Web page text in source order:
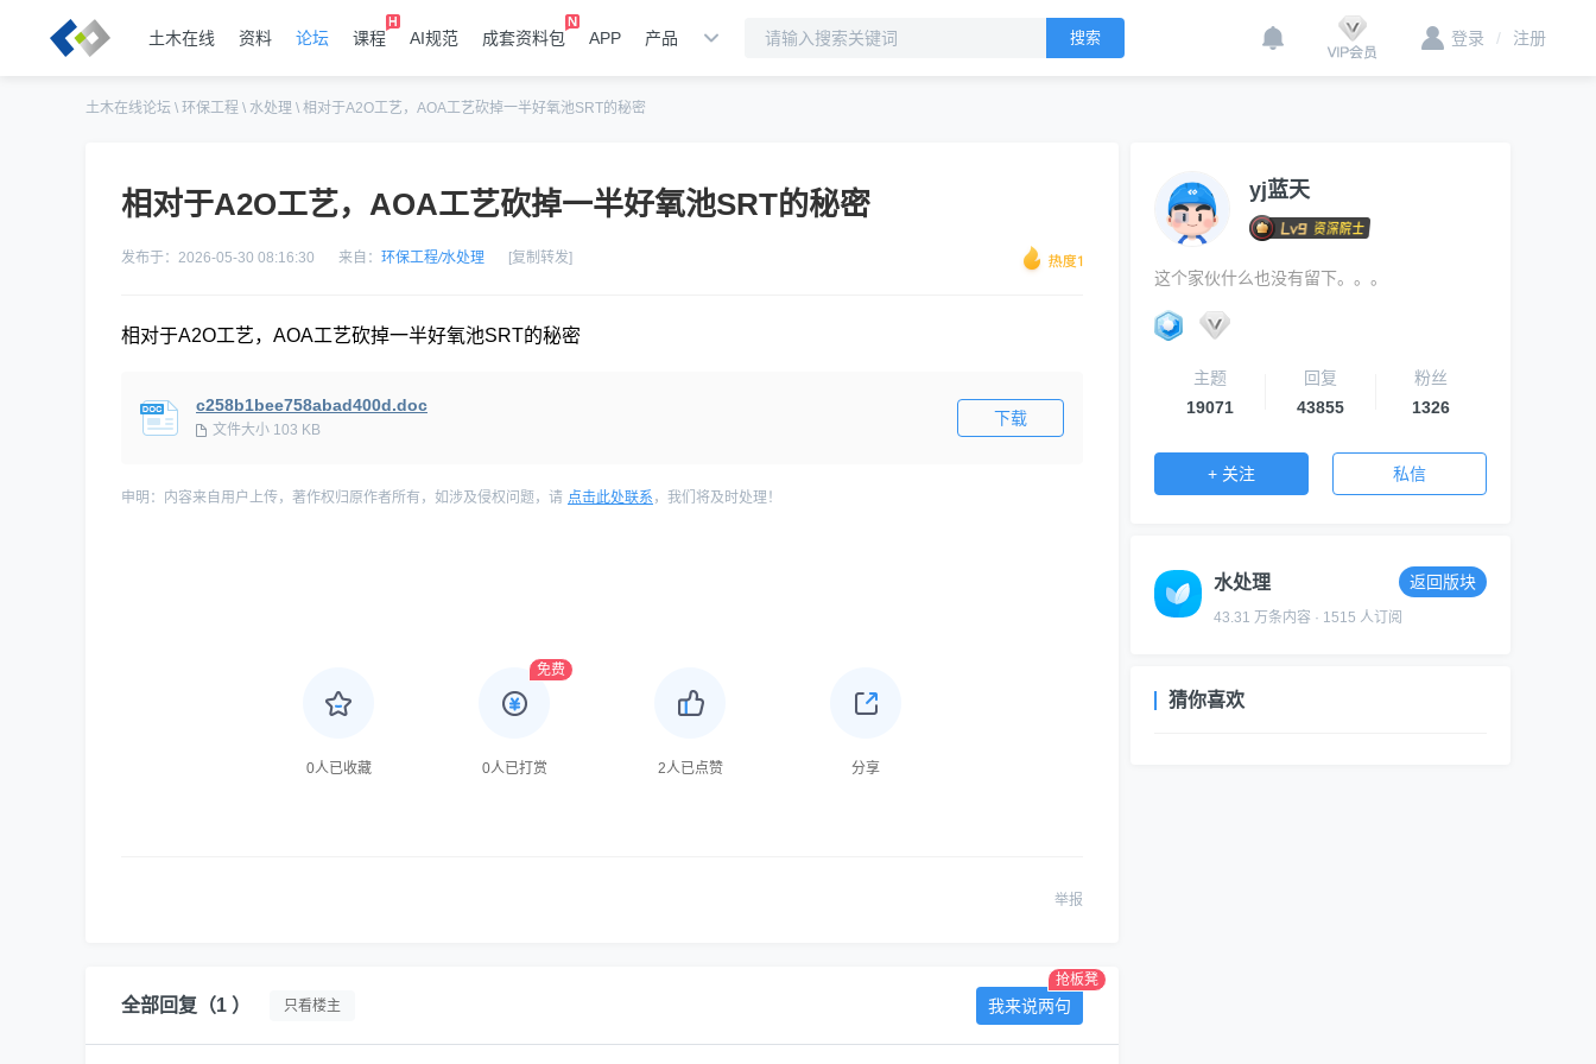
土木在线 资料 论坛 课程 AI规范 成套资料包 APP 产品 登录 / 注册
土木在线论坛 \ 环保工程 \ 水处理 \ 相对于A2O工艺，AOA工艺砍掉一半好氧池SRT的秘密
相对于A2O工艺，AOA工艺砍掉一半好氧池SRT的秘密
发布于：2026-05-30 08:16:30 来自： 环保工程/水处理 [复制转发]
相对于A2O工艺，AOA工艺砍掉一半好氧池SRT的秘密
c258b1bee758abad400d.doc
文件大小 103 KB
下载
申明：内容来自用户上传，著作权归原作者所有，如涉及侵权问题，请 点击此处联系 ，我们将及时处理！
0人已收藏 0人已打赏
免费
2人已点赞 分享
举报
全部回复 （1 ） 只看楼主 我来说两句
抢板凳
yj蓝天
这个家伙什么也没有留下。。。
主题
19071
回复
43855
粉丝
1326
+ 关注 私信
水处理 返回版块
43.31 万条内容 · 1515 人订阅
猜你喜欢